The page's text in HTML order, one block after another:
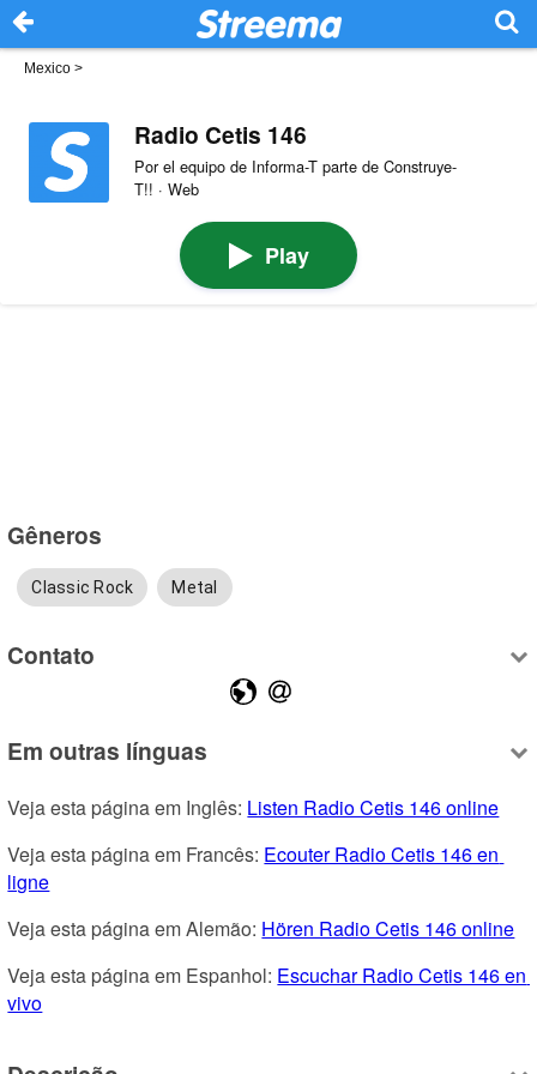
Mexico >
Radio Cetis 146
Por el equipo de Informa-T parte de Construye-
T!! · Web
Play
Gêneros
Classic Rock Metal
Contato
Em outras línguas
Veja esta página em Inglês: Listen Radio Cetis 146 online
Veja esta página em Francês: Ecouter Radio Cetis 146 en
ligne
Veja esta página em Alemão: Hören Radio Cetis 146 online
Veja esta página em Espanhol: Escuchar Radio Cetis 146 en
vivo